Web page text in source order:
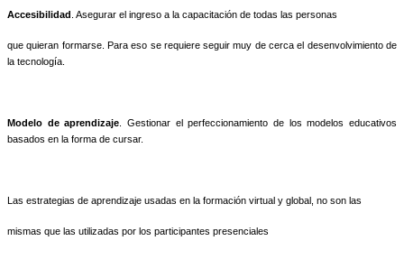
Accesibilidad . Asegurar el ingreso a la capacitación de todas las personas
que quieran formarse. Para eso se requiere seguir muy de cerca el desenvolvimiento de
la tecnología.
Modelo de aprendizaje . Gestionar el perfeccionamiento de los modelos educativos
basados en la forma de cursar.
Las estrategias de aprendizaje usadas en la formación virtual y global, no son las
mismas que las utilizadas por los participantes presenciales